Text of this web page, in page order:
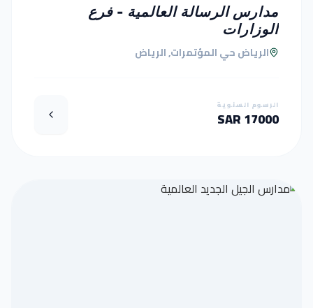
مدارس الرسالة العالمية - فرع
الوزارات
الرياض حي المؤتمرات, الرياض
الرسوم السنوية
17000 SAR